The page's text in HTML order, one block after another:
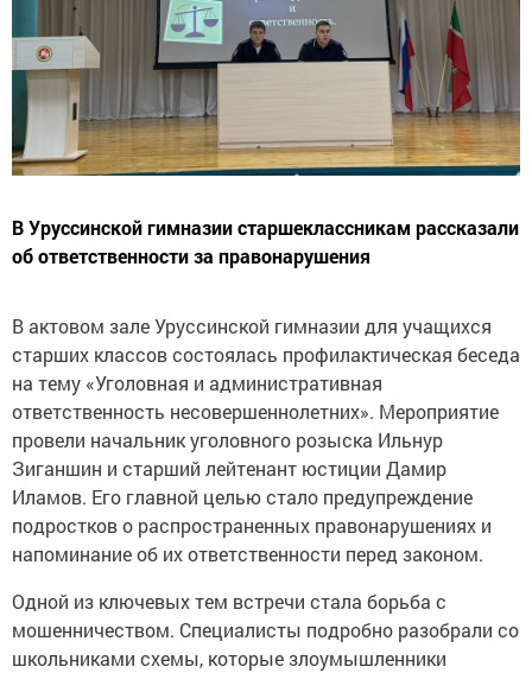
В Уруссинской гимназии старшеклассникам рассказали
об ответственности за правонарушения
В актовом зале Уруссинской гимназии для учащихся
старших классов состоялась профилактическая беседа
на тему «Уголовная и административная
ответственность несовершеннолетних». Мероприятие
провели начальник уголовного розыска Ильнур
Зиганшин и старший лейтенант юстиции Дамир
Иламов. Его главной целью стало предупреждение
подростков о распространенных правонарушениях и
напоминание об их ответственности перед законом.
Одной из ключевых тем встречи стала борьба с
мошенничеством. Специалисты подробно разобрали со
школьниками схемы, которые злоумышленники